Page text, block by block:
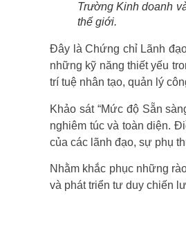
Trường Kinh doanh
thế giới.
Đây là Chứng chỉ Lãnh
những kỹ năng thiết yếu
trí tuệ nhân tạo, quản lý
Khảo sát “Mức độ Sẵn
nghiêm túc và toàn diện.
của các lãnh đạo, sự phụ
Nhằm khắc phục những
và phát triển tư duy chiến